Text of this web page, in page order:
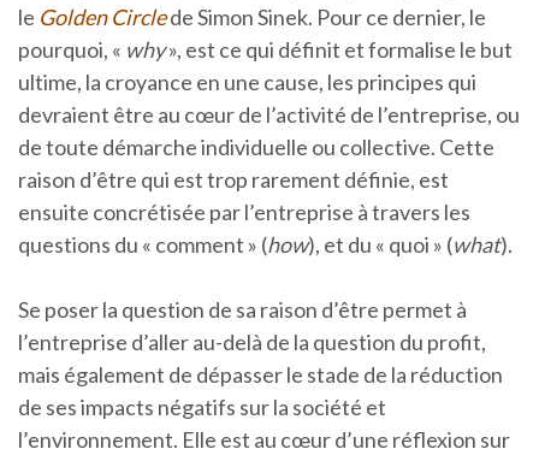
le Golden Circlede Simon Sinek. Pour ce dernier, le
pourquoi, « why», est ce qui définit et formalise le but
ultime, la croyance en une cause, les principes qui
devraient être au cœur de l’activité de l’entreprise, ou
de toute démarche individuelle ou collective. Cette
raison d’être qui est trop rarement définie, est
ensuite concrétisée par l’entreprise à travers les
questions du « comment » (how), et du « quoi » (what).
Se poser la question de sa raison d’être permet à
l’entreprise d’aller au-delà de la question du profit,
mais également de dépasser le stade de la réduction
de ses impacts négatifs sur la société et
l’environnement. Elle est au cœur d’une réflexion sur